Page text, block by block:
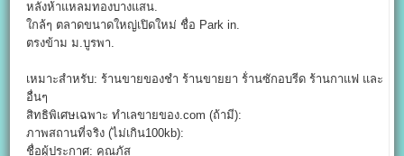
หลังห้าแหลมทองบางแสน.
ใกล้ๆ ตลาดขนาดใหญ่เปิดใหม่ ชื่อ Park in.
ตรงข้าม ม.บูรพา.
เหมาะสำหรับ: ร้านขายของชำ ร้านขายยา ร้่านซักอบรีด ร้านกาแฟ และ
อื่นๆ
สิทธิพิเศษเฉพาะ ทำเลขายของ.com (ถ้ามี):
ภาพสถานที่จริง (ไม่เกิน100kb):
ชื่อผู้ประกาศ: คุณภัส